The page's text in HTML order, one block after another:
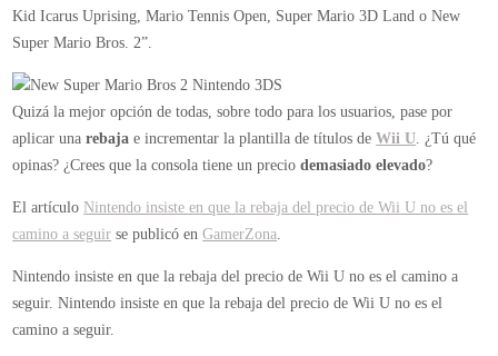
Kid Icarus Uprising, Mario Tennis Open, Super Mario 3D Land o New
Super Mario Bros. 2”.
Quizá la mejor opción de todas, sobre todo para los usuarios, pase por
aplicar unarebaja e incrementar la plantilla de títulos deWii U. ¿Tú qué
opinas? ¿Crees que la consola tiene un preciodemasiado elevado?
El artículo Nintendo insiste en que la rebaja del precio de Wii U no es el
camino a seguir se publicó enGamerZona.
Nintendo insiste en que la rebaja del precio de Wii U no es el camino a
seguir.Nintendo insiste en que la rebaja del precio de Wii U no es el
camino a seguir.